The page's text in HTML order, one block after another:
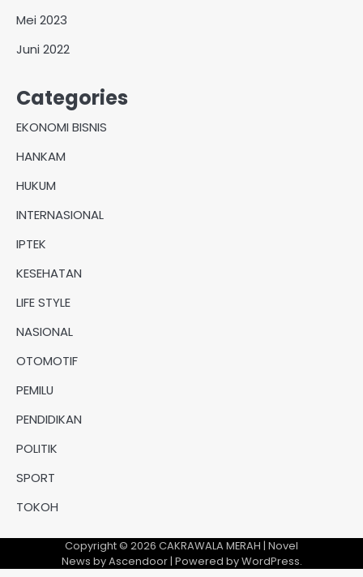
Mei 2023
Juni 2022
Categories
EKONOMI BISNIS
HANKAM
HUKUM
INTERNASIONAL
IPTEK
KESEHATAN
LIFE STYLE
NASIONAL
OTOMOTIF
PEMILU
PENDIDIKAN
POLITIK
SPORT
TOKOH
Copyright © 2026 CAKRAWALA MERAH | Novel
News byAscendoor| Powered byWordPress.